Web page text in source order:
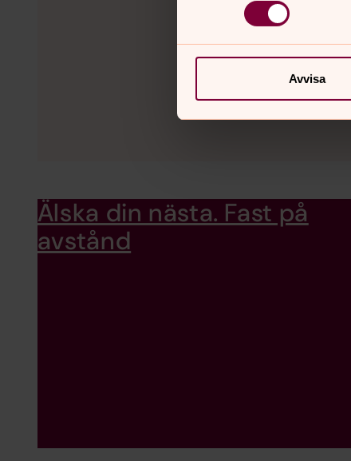
Avvisa
Älska din nästa. Fast på
avstånd